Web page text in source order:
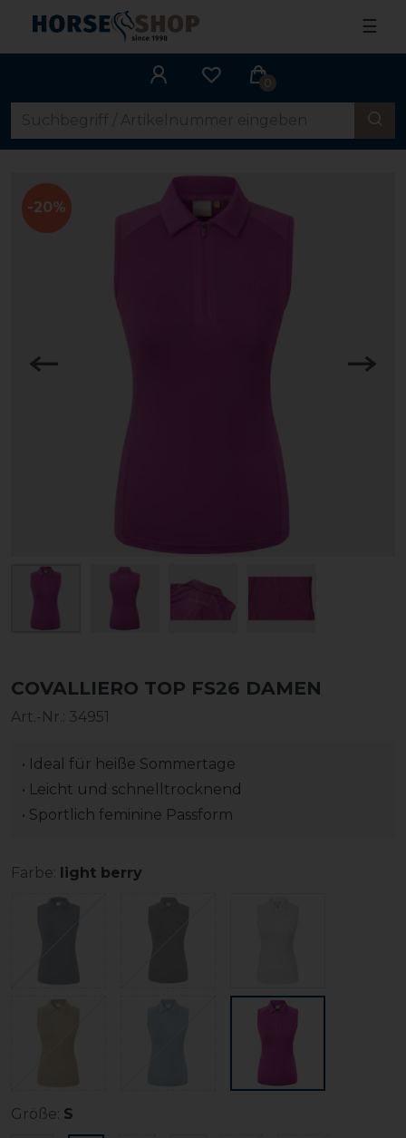
☰
0
-20%
COVALLIERO TOP FS26 DAMEN
Art.-Nr.: 34951
• Ideal für heiße Sommertage
• Leicht und schnelltrocknend
• Sportlich feminine Passform
Farbe: light berry
Größe: S